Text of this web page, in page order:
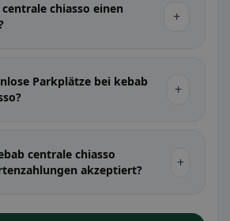
chiasso einen
+
Parkplätze bei kebab
+
centrale chiasso
akzeptiert?
+